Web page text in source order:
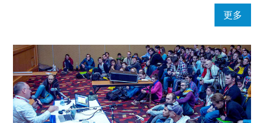
更多